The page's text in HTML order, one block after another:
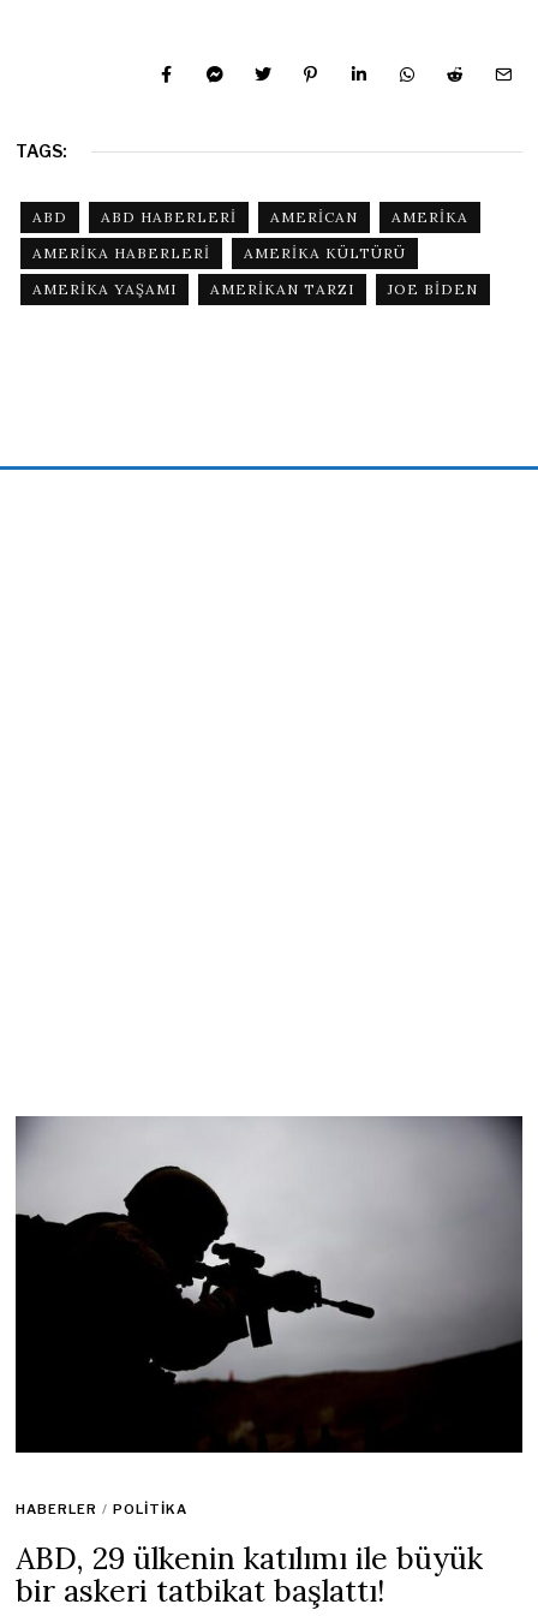
TAGS:
ABD ABD HABERLERI AMERICAN
AMERIKA
AMERIKA HABERLERI
AMERIKA KÜLTÜRÜ
AMERIKA YAŞAMI
AMERIKAN TARZI JOE BIDEN
HABERLER / POLITIKA
ABD, 29 ülkenin katılımı ile büyük
bir askeri tatbikat başlattı!